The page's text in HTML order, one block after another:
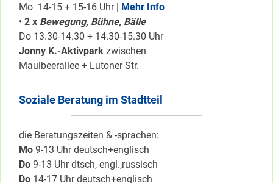
Mo 14-15 + 15-16 Uhr | Mehr Info
• 2 x Bewegung, Bühne, Bälle
Do 13.30-14.30 + 14.30-15.30 Uhr
Jonny K.-Aktivpark zwischen
Maulbeerallee + Lutoner Str.
Soziale Beratung im Stadtteil
die Beratungszeiten & -sprachen:
Mo 9-13 Uhr deutsch+englisch
Do 9-13 Uhr dtsch, engl.,russisch
Do 14-17 Uhr deutsch+englisch